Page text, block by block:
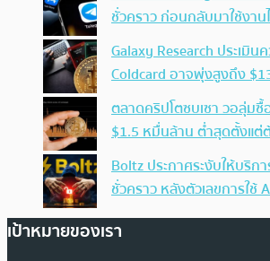
ชั่วคราว ก่อนกลับมาใช้งา
Galaxy Research ประเมิน
Coldcard อาจพุ่งสูงถึง
ตลาดคริปโตซบเซา วอลุ่ม
$1.5 หมื่นล้าน ต่ำสุดตั้งแต่
Boltz ประกาศระงับให้บริก
ชั่วคราว หลังตัวเลขการใช้
เป้าหมายของเรา